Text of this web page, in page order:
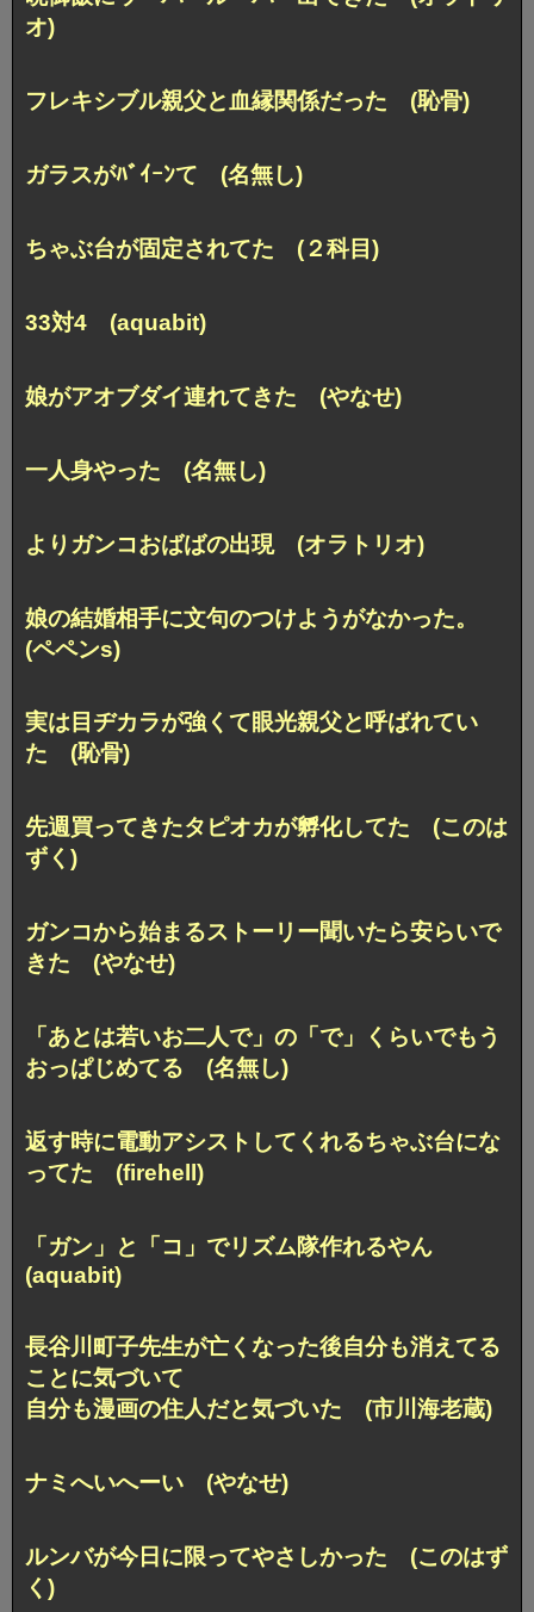
オ)
フレキシブル親父と血縁関係だった (恥骨)
ガラスがﾊﾞｲｰﾝて (名無し)
ちゃぶ台が固定されてた (２科目)
33対4 (aquabit)
娘がアオブダイ連れてきた (やなせ)
一人身やった (名無し)
よりガンコおばばの出現 (オラトリオ)
娘の結婚相手に文句のつけようがなかった。
(ペペンs)
実は目ヂカラが強くて眼光親父と呼ばれてい
た (恥骨)
先週買ってきたタピオカが孵化してた (このは
ずく)
ガンコから始まるストーリー聞いたら安らいで
きた (やなせ)
「あとは若いお二人で」の「で」くらいでもう
おっぱじめてる (名無し)
返す時に電動アシストしてくれるちゃぶ台にな
ってた (firehell)
「ガン」と「コ」でリズム隊作れるやん
(aquabit)
長谷川町子先生が亡くなった後自分も消えてる
ことに気づいて
自分も漫画の住人だと気づいた (市川海老蔵)
ナミへいへーい (やなせ)
ルンバが今日に限ってやさしかった (このはず
く)